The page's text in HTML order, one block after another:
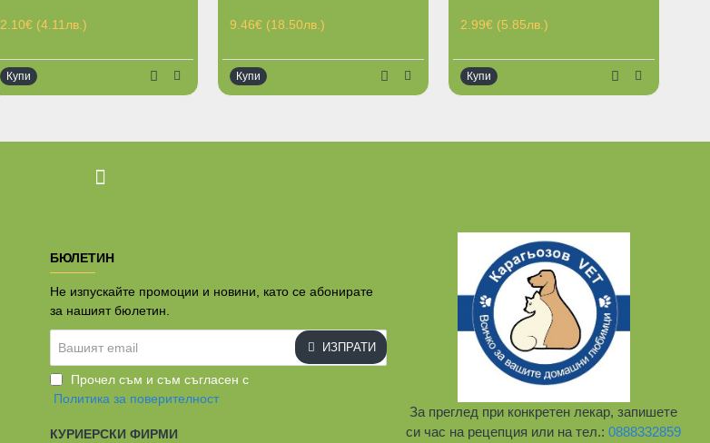
2.10€ (4.11лв.)
Купи
9.46€ (18.50лв.)
Купи
2.99€ (5.85лв.)
Купи
БЮЛЕТИН
Не изпускайте промоции и новини, като се абонирате
за нашият бюлетин.
email
ИЗПРАТИ
Прочел съм и съм съгласен с
Политика за поверителност
КУРИЕРСКИ ФИРМИ
За преглед при конкретен лекар, запишете
си час на рецепция или на тел.:0888332859